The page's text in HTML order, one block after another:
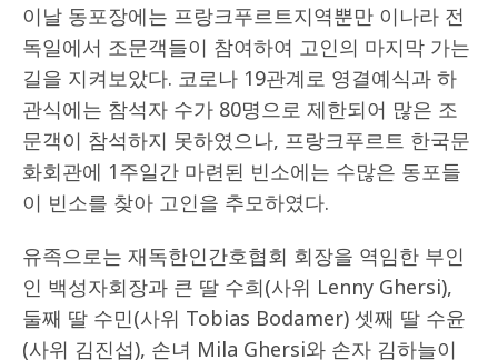
이날 동포장에는 프랑크푸르트지역뿐만 이나라 전
독일에서 조문객들이 참여하여 고인의 마지막 가는
길을 지켜보았다. 코로나 19관계로 영결예식과 하
관식에는 참석자 수가 80명으로 제한되어 많은 조
문객이 참석하지 못하였으나, 프랑크푸르트 한국문
화회관에 1주일간 마련된 빈소에는 수많은 동포들
이 빈소를 찾아 고인을 추모하였다.
유족으로는 재독한인간호협회 회장을 역임한 부인
인 백성자회장과 큰 딸 수희(사위 Lenny Ghersi),
둘째 딸 수민(사위 Tobias Bodamer) 셋째 딸 수윤
(사위 김진섭), 손녀 Mila Ghersi와 손자 김하늘이